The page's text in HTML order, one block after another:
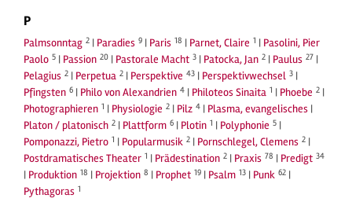
P
Palmsonntag 2 | Paradies 9 | Paris 18 | Parnet, Claire 1 | Pasolini, Pier
Paolo 5 | Passion 20 | Pastorale Macht 3 | Patocka, Jan 2 | Paulus 27 |
Pelagius 2 | Perpetua 2 | Perspektive 43 | Perspektivwechsel 3 |
Pfingsten 6 | Philo von Alexandrien 4 | Philoteos Sinaita 1 | Phoebe 2 |
Photographieren 1 | Physiologie 2 | Pilz 4 | Plasma, evangelisches |
Platon / platonisch 2 | Plattform 6 | Plotin 1 | Polyphonie 5 |
Pomponazzi, Pietro 1 | Popularmusik 2 | Pornschlegel, Clemens 2 |
Postdramatisches Theater 1 | Prädestination 2 | Praxis 78 | Predigt 34
| Produktion 18 | Projektion 8 | Prophet 19 | Psalm 13 | Punk 62 |
Pythagoras 1